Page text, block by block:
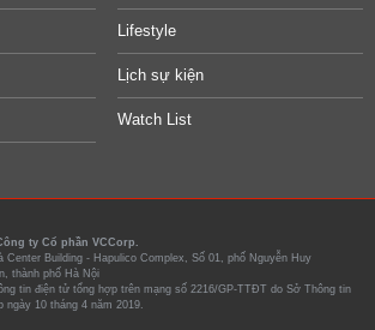
Lifestyle
Lịch sự kiện
Watch List
ty Cổ phần VCCorp.
Center Building - Hapulico Complex, Số 01, phố Nguyễn Huy
thành phố Hà Nội
tin điện tử tổng hợp trên mạng số 2216/GP-TTĐT do Sở Thông tin
ngày 10 tháng 4 năm 2019.